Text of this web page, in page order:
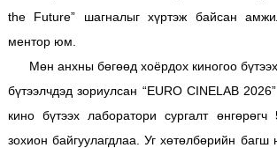
the Future” шагналыг хүртэж байсан
ментор юм.
Мөн анхны бөгөөд хоёрдох киногоо
бүтээлчдэд зориулсан “EURO CINELAB
кино бүтээх лаборатори сургалт
зохион байгуулагдлаа. Уг хөтөлбөрийн